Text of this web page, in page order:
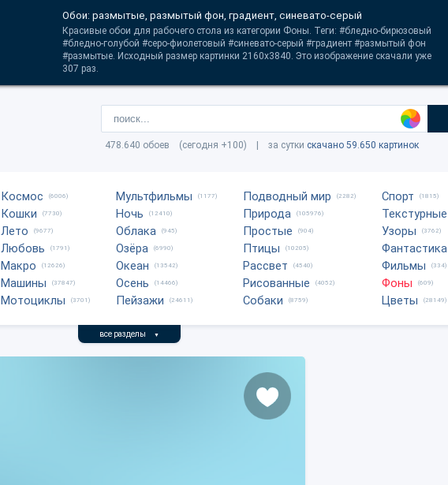
Обои: размытые, размытый фон, градиент, синевато-серый
Красивые обои для рабочего стола из категории Фоны. Теги: #бледно-бирюзовый
#бледно-голубой #серо-фиолетовый #синевато-серый #градиент #размытый фон
#размытые. Исходный размер картинки 2160x3840. Это изображение скачали уже
307 раз.
478.640 обоев (сегодня +100) | за сутки скачано 59.650 картинок
Космос (6006)
Кошки (7730)
Лето (9677)
Любовь (1791)
Макро (12626)
Машины (37847)
Мотоциклы (3701)
Мультфильмы (1177)
Ночь (12410)
Облака (945)
Озёра (6990)
Океан (13542)
Осень (14466)
Пейзажи (24611)
Подводный мир (2282)
Природа (105976)
Простые (904)
Птицы (10205)
Рассвет (4540)
Рисованные (4052)
Собаки (8759)
Спорт (1815)
Текстурные
Узоры (3762)
Фантастика
Фильмы (334)
Фоны (609)
Цветы (28149)
все разделы ▼